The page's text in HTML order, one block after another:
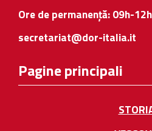
Ore de permanență: 09h-
secretariat@dor-italia.it
Pagine principali